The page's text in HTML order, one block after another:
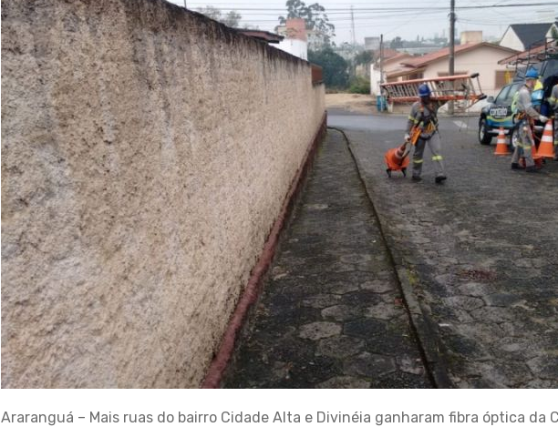
Araranguá – Mais ruas do bairro Cidade Alta e Divinéia ganharam fibra óptica da